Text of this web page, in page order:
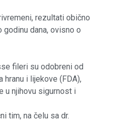
rezultati obično
dana, ovisno o
fileri su odobreni od
hranu i lijekove (FDA),
u njihovu sigurnost i
tim, na čelu sa dr.